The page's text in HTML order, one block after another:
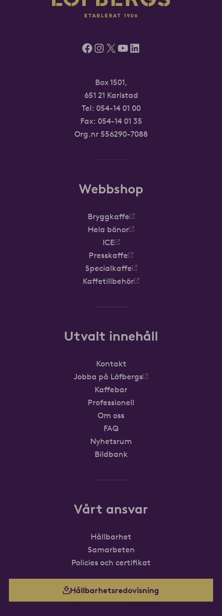
Facebook
Instagram
X YouTube
LinkedIn
Box 1501,
651 21 Karlstad
Tel: 054-14 01 00
Fax: 054-14 01 35
Org.nr 556290-7088
Webbshop
Bryggkaffe
Hela bönor
ICE
Presskaffe
Specialkaffe
Kaffetillbehör
Utvalt innehåll
Kontakt
Jobba på Löfbergs
Kaffebar
Professionell
Om oss
FAQ
Nyhetsrum
Bildbank
Vårt ansvar
Hållbarhet
Samarbeten
Policies och certifikat
Hållbarhetsredovisning